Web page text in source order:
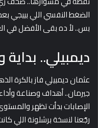
الضغط النفسي اللي بييجي
بس.. لأ ده بقى الأفضل في
ديمبيلي.. بداية
عثمان ديمبيلي فاز بالكرة
جيرمان.. أهداف وصناعة
الإصابات بدأت تظهر
رجّعنا لنسخة برشلونة اللي